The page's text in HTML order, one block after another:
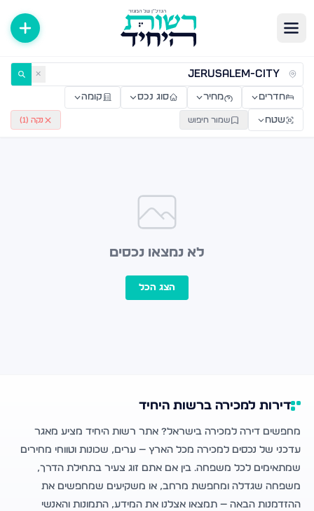
דירות למכירה ולהשכרה — רשות היחיד ✕
חדרים מחיר סוג נכס קומה
שטח שמור חיפוש נקה ( 1
)
לא נמצאו נכסים
הצג הכל
דירות למכירה ברשות היחיד
מחפשים דירה למכירה בישראל? אתר רשות היחיד מציע מאגר
עדכני של נכסים למכירה מכל הארץ — ערים, שכונות וטווחי מחירים
שמתאימים לכל משפחה. בין אם אתם זוג צעיר בתחילת הדרך,
משפחה שגדלה ומחפשת מרחב, או משקיעים שמחפשים את
ההזדמנות הבאה — תמצאו אצלנו את המידע, התמונות והאנשי